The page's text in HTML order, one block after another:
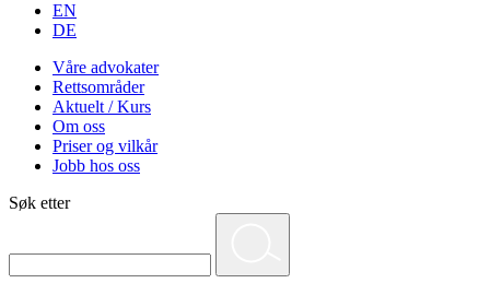
EN
DE
Våre advokater
Rettsområder
Aktuelt / Kurs
Om oss
Priser og vilkår
Jobb hos oss
Søk etter